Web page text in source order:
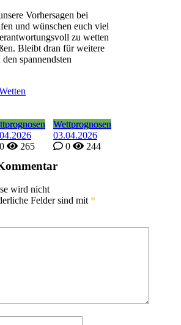
Vorhersagen bei
und wünschen euch viel
zu wetten
Bleibt dran für weitere
spannendsten
0
265
Wettprognosen
Wettprognosen
03.04.2026
0
244
wird nicht
Felder sind mit *